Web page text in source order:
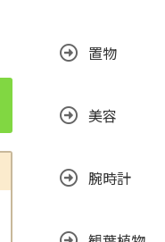
置物
美容
腕時計